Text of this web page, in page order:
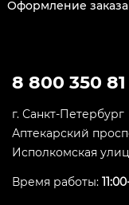
Оформление заказа
8 800 350 81
г. Санкт-Петербург
Аптекарский
Исполкомская
Время работы: